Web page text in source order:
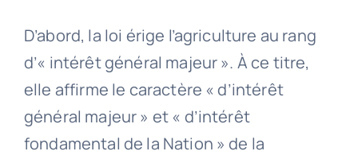
D’abord, la loi érige l’agriculture au rang
d’« intérêt général majeur ». À ce titre,
elle affirme le caractère « d’intérêt
général majeur » et « d’intérêt
fondamental de la Nation » de la